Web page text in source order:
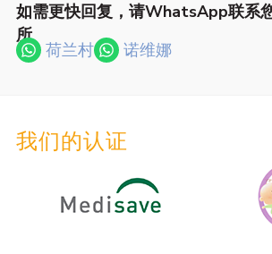
如需更快回复，请WhatsApp联系
所
荷兰村 诺维娜
我们的认证